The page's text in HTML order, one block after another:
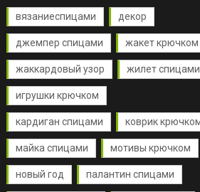
вязаниеспицами декор
джемпер спицами жакет крючком
жаккардовый узор жилет спицами
игрушки крючком
кардиган спицами коврик
майка спицами мотивы крючком
новый год палантин спицами